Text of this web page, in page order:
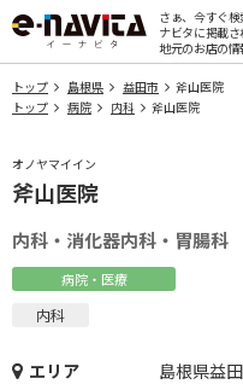
さぁ、今すぐ検
ナビタに掲載
地元のお店の情
トップ 島根県 益田市
斧山医院
トップ
病院 内科 斧山医院
オノヤマイイン
斧山医院
内科・消化器内科・胃腸科
病院・医療
内科
エリア
島根県益